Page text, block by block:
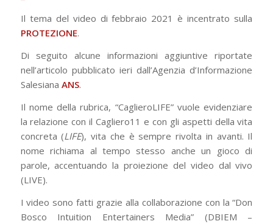
Il tema del video di febbraio 2021 è incentrato sulla
PROTEZIONE.
Di seguito alcune informazioni aggiuntive riportate
nell’articolo pubblicato ieri dall’Agenzia d’Informazione
Salesiana ANS.
Il nome della rubrica, “CaglieroLIFE” vuole evidenziare
la relazione con il Cagliero11 e con gli aspetti della vita
concreta (LIFE), vita che è sempre rivolta in avanti. Il
nome richiama al tempo stesso anche un gioco di
parole, accentuando la proiezione del video dal vivo
(LIVE).
I video sono fatti grazie alla collaborazione con la “Don
Bosco Intuition Entertainers Media” (DBIEM –